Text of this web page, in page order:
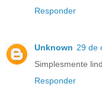
Responder
Unknown 29 de
Simplesmente
Responder